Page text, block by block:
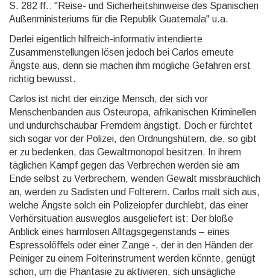
S. 282 ff.: "Reise- und Sicherheitshinweise des Spanischen
Außenministeriums für die Republik Guatemala" u.a.
Derlei eigentlich hilfreich-informativ intendierte
Zusammenstellungen lösen jedoch bei Carlos erneute
Ängste aus, denn sie machen ihm mögliche Gefahren erst
richtig bewusst.
Carlos ist nicht der einzige Mensch, der sich vor
Menschenbanden aus Osteuropa, afrikanischen Kriminellen
und undurchschaubar Fremdem ängstigt. Doch er fürchtet
sich sogar vor der Polizei, den Ordnungshütern, die, so gibt
er zu bedenken, das Gewaltmonopol besitzen. In ihrem
täglichen Kampf gegen das Verbrechen werden sie am
Ende selbst zu Verbrechern, wenden Gewalt missbräuchlich
an, werden zu Sadisten und Folterern. Carlos malt sich aus,
welche Ängste solch ein Polizeiopfer durchlebt, das einer
Verhörsituation ausweglos ausgeliefert ist: Der bloße
Anblick eines harmlosen Alltagsgegenstands – eines
Espressolöffels oder einer Zange -, der in den Händen der
Peiniger zu einem Folterinstrument werden könnte, genügt
schon, um die Phantasie zu aktivieren, sich unsägliche